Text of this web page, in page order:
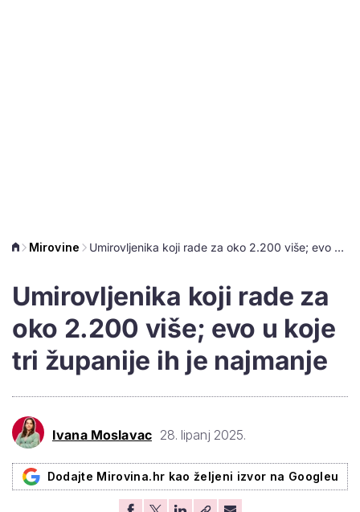
Mirovine Umirovljenika koji rade za oko 2.200 više; evo u koje tri županije ih je najmanje
Umirovljenika koji rade za
oko 2.200 više; evo u koje
tri županije ih je najmanje
Ivana Moslavac 28. lipanj 2025.
Dodajte Mirovina.hr kao željeni izvor na Googleu